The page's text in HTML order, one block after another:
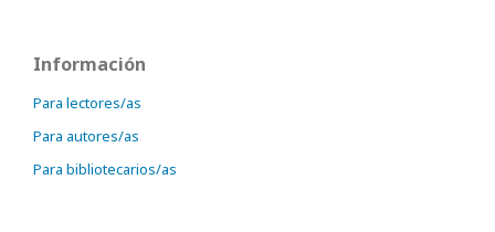
Información
Para lectores/as
Para autores/as
Para bibliotecarios/as